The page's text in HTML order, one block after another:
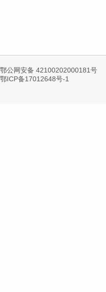
鄂公网安备 42100202000181号
鄂ICP备17012648号-1